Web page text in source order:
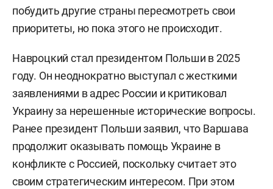
побудить другие страны пересмотреть свои
приоритеты, но пока этого не происходит.
Навроцкий стал президентом Польши в 2025
году. Он неоднократно выступал с жесткими
заявлениями в адрес России и критиковал
Украину за нерешенные исторические вопросы.
Ранее президент Польши заявил, что Варшава
продолжит оказывать помощь Украине в
конфликте с Россией, поскольку считает это
своим стратегическим интересом. При этом